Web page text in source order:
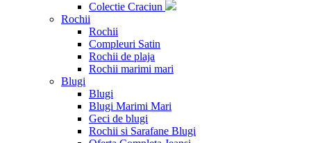
Colectie Craciun
Rochii
Rochii
Compleuri Satin
Rochii de plaja
Rochii marimi mari
Blugi
Blugi
Blugi Marimi Mari
Geci de blugi
Rochii si Sarafane Blugi